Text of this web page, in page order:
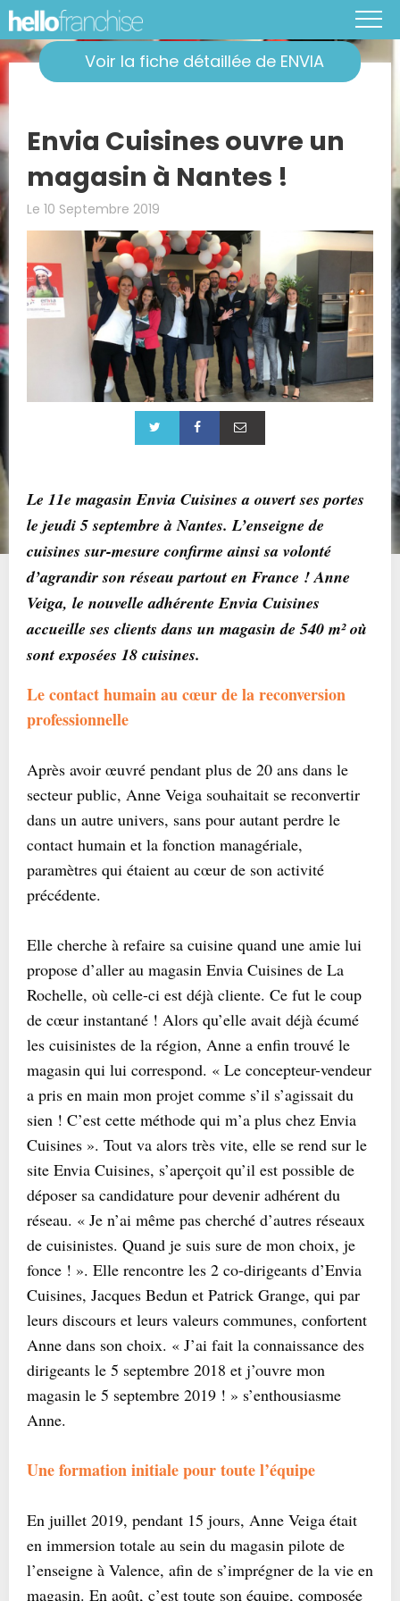
Voir la fiche détaillée de ENVIA
Envia Cuisines ouvre un
magasin à Nantes !
Le 10 Septembre 2019
Le 11e magasin Envia Cuisines a ouvert ses portes
le jeudi 5 septembre à Nantes. L’enseigne de
cuisines sur-mesure confirme ainsi sa volonté
d’agrandir son réseau partout en France ! Anne
Veiga, le nouvelle adhérente Envia Cuisines
accueille ses clients dans un magasin de 540 m² où
sont exposées 18 cuisines.
Le contact humain au cœur de la reconversion
professionnelle
Après avoir œuvré pendant plus de 20 ans dans le
secteur public, Anne Veiga souhaitait se reconvertir
dans un autre univers, sans pour autant perdre le
contact humain et la fonction managériale,
paramètres qui étaient au cœur de son activité
précédente.
Elle cherche à refaire sa cuisine quand une amie lui
propose d’aller au magasin Envia Cuisines de La
Rochelle, où celle-ci est déjà cliente. Ce fut le coup
de cœur instantané ! Alors qu’elle avait déjà écumé
les cuisinistes de la région, Anne a enfin trouvé le
magasin qui lui correspond. « Le concepteur-vendeur
a pris en main mon projet comme s’il s’agissait du
sien ! C’est cette méthode qui m’a plus chez Envia
Cuisines ». Tout va alors très vite, elle se rend sur le
site Envia Cuisines, s’aperçoit qu’il est possible de
déposer sa candidature pour devenir adhérent du
réseau. « Je n’ai même pas cherché d’autres réseaux
de cuisinistes. Quand je suis sure de mon choix, je
fonce ! ». Elle rencontre les 2 co-dirigeants d’Envia
Cuisines, Jacques Bedun et Patrick Grange, qui par
leurs discours et leurs valeurs communes, confortent
Anne dans son choix. « J’ai fait la connaissance des
dirigeants le 5 septembre 2018 et j’ouvre mon
magasin le 5 septembre 2019 ! » s’enthousiasme
Anne.
Une formation initiale pour toute l’équipe
En juillet 2019, pendant 15 jours, Anne Veiga était
en immersion totale au sein du magasin pilote de
l’enseigne à Valence, afin de s’imprégner de la vie en
magasin. En août, c’est toute son équipe, composée